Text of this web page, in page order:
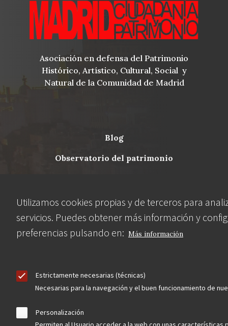
Utilizamos cookies propias y de terceros para
servicios. Puedes obtener más información y
preferencias pulsando en: Más información
Estrictamente necesarias (técnicas)
Necesarias para la navegación y el buen funcionamiento de
Personalización
Asociación en defensa del Patrimonio
Histórico, Artístico, Cultural, Social y
Natural de la Comunidad de Madrid
Menu
blog
observatorio del patrimonio
buscador avanzado